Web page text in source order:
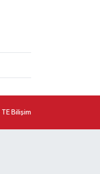
TE Bilişim